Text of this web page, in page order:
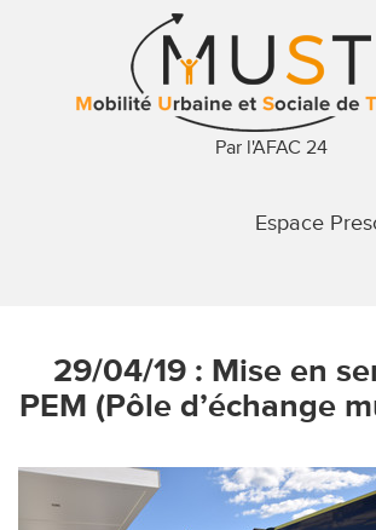
Par l'AFAC 24
Espace
29/04/19 : Mise en
PEM (Pôle d’échange